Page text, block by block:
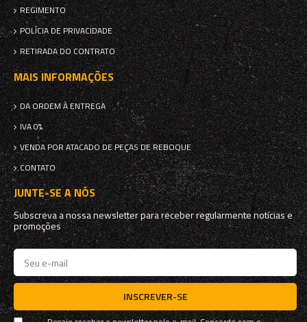
REGIMENTO
POLÍCIA DE PRIVACIDADE
RETIRADA DO CONTRATO
MAIS INFORMAÇÕES
DA ORDEM À ENTREGA
IVA 0%
VENDA POR ATACADO DE PEÇAS DE REBOQUE
CONTATO
JUNTE-SE A NÓS
Subscreva a nossa newsletter para receber regularmente notícias e
promoções
INSCREVER-SE